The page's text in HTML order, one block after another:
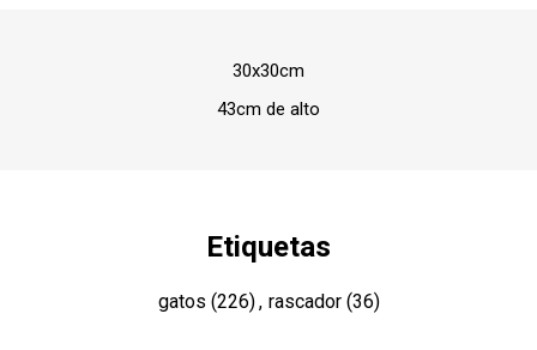
30x30cm
43cm de alto
Etiquetas
gatos (226), rascador (36)